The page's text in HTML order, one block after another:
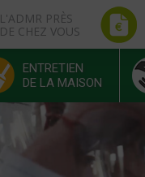
L'ADMR PRÈS
DE CHEZ VOUS
ENTRETIEN
DE LA MAISON